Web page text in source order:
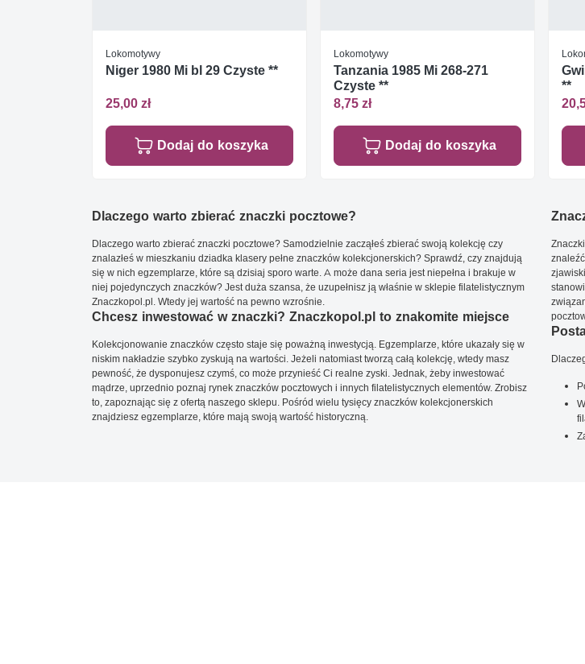
Lokomotywy
Niger 1980 Mi bl 29 Czyste **
25,00 zł
Dodaj do koszyka
Lokomotywy
Tanzania 1985 Mi 268-271
Czyste **
8,75 zł
Dodaj do koszyka
**
Dlaczego warto zbierać znaczki pocztowe?
Dlaczego warto zbierać znaczki pocztowe? Samodzielnie zacząłeś zbierać swoją kolekcję czy
znalazłeś w mieszkaniu dziadka klasery pełne znaczków kolekcjonerskich? Sprawdź, czy znajdują
się w nich egzemplarze, które są dzisiaj sporo warte. A może dana seria jest niepełna i brakuje w
niej pojedynczych znaczków? Jest duża szansa, że uzupełnisz ją właśnie w sklepie filatelistycznym
Znaczkopol.pl. Wtedy jej wartość na pewno wzrośnie.
Chcesz inwestować w znaczki? Znaczkopol.pl to znakomite miejsce
Kolekcjonowanie znaczków często staje się poważną inwestycją. Egzemplarze, które ukazały się w
niskim nakładzie szybko zyskują na wartości. Jeżeli natomiast tworzą całą kolekcję, wtedy masz
pewność, że dysponujesz czymś, co może przynieść Ci realne zyski. Jednak, żeby inwestować
mądrze, uprzednio poznaj rynek znaczków pocztowych i innych filatelistycznych elementów. Zrobisz
to, zapoznając się z ofertą naszego sklepu. Pośród wielu tysięcy znaczków kolekcjonerskich
znajdziesz egzemplarze, które mają swoją wartość historyczną.